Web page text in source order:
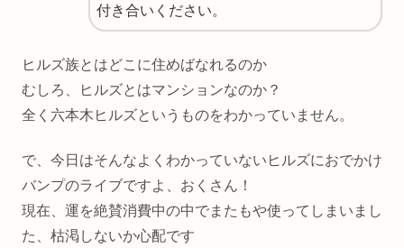
付き合いください。
ヒルズ族とはどこに住めばなれるのか
むしろ、ヒルズとはマンションなのか？
全く六本木ヒルズというものをわかっていません。
で、今日はそんなよくわかっていないヒルズにおでかけ
バンプのライブですよ、おくさん！
現在、運を絶賛消費中の中でまたもや使ってしまいまし
た、枯渇しないか心配です